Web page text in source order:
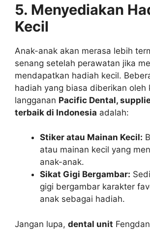
5. Menyediakan
Kecil
Anak-anak akan merasa lebih
senang setelah perawatan jika
mendapatkan hadiah kecil.
hadiah yang biasa diberikan oleh
langganan Pacific Dental,
terbaik di Indonesia adalah:
Stiker atau Mainan Kecil:
atau mainan kecil yang
anak-anak.
Sikat Gigi Bergambar:
gigi bergambar karakter
anak sebagai hadiah.
Jangan lupa, dental unit